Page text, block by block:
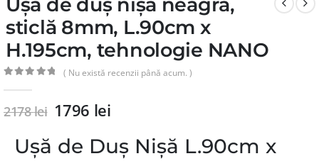
Ușă de duș nișă neagră,
sticlă 8mm, L.90cm x
H.195cm, tehnologie NANO
( Nu există recenzii până acum. )
2178lei 1796 lei
Ușă de Duș Nișă L.90cm x